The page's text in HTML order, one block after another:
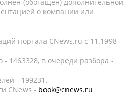
о компании или
портала CNews.ru c 11.1998
1463328, в очереди разбора -
- 199231.
CNews - book@cnews.ru